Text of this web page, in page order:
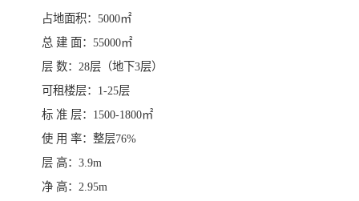
占地面积：5000㎡
总 建 面：55000㎡
层 数：28层（地下3层）
可租楼层：1-25层
标 准 层：1500-1800㎡
使 用 率：整层76%
层 高：3.9m
净 高：2.95m